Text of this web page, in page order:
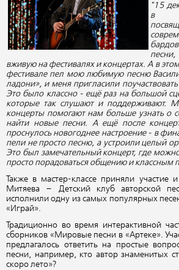
"15
в
вживую на фестивалях и концертах. А в
фестивале пел мою любимую песню
ладони», и меня пригласили
Это было классно - ещё раз на большой
которые так слушают и поддерживают.
концерты помогают нам больше узнать о
найти новые песни. А ещё после
проснулось новогоднее настроение - в
пели не просто песню, а устроили целый
Это был замечательный концерт, где
просто порадоваться общению и классным
Также в мастер-классе приняли участие
Митяева – Детский клуб авторской
исполнили одну из самых популярных
«Играй».
Традиционно во время интерактивной
сборников «Мировые песни в «Артеке».
предлагалось ответить на простые
песни, например, кто автор знаменитых
скоро лето»?